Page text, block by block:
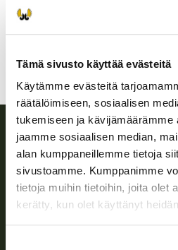
Tämä sivusto käyttää evästeitä
Käytämme evästeitä
räätälöimiseen, sosiaalisen
tukemiseen ja
jaamme sosiaalisen median,
alan kumppaneillemme tietoja
sivustoamme. Kumppanimme
tietoja muihin tietoihin, joita olet
kerätty, kun olet käyttänyt
Suomen riistakeskus
Suomen riistakeskus edistää
riistanhoitoyhdistysten toimintaa ja